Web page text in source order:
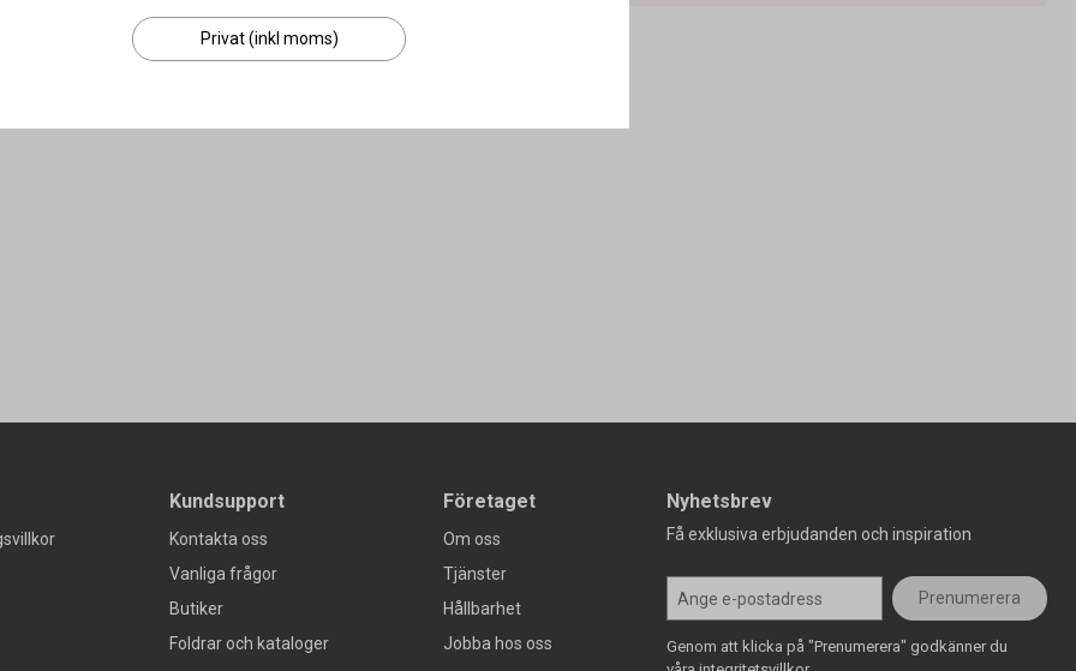
Kundsupport
Kontakta oss
Vanliga frågor
Butiker
Foldrar och kataloger
Företaget
Om oss
Tjänster
Hållbarhet
Jobba hos oss
Nyhetsbrev
Få exklusiva erbjudanden och inspiration
Prenumerera
Genom att klicka på "Prenumerera" godkänner du
Privat (inkl moms)